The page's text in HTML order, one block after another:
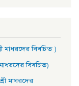
বিৰচিত )
বিৰচিত)
মাধৱদেৱ